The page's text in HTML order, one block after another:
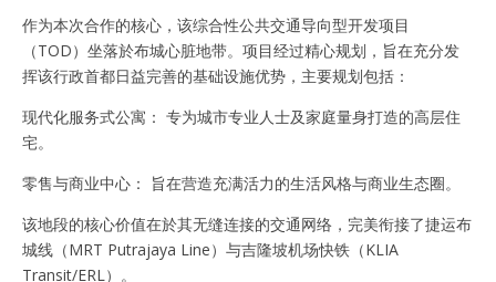
作为本次合作的核心，该综合性公共交通导向型开发项目
（TOD）坐落於布城心脏地带。项目经过精心规划，旨在充分发
挥该行政首都日益完善的基础设施优势，主要规划包括：
现代化服务式公寓： 专为城市专业人士及家庭量身打造的高层住
宅。
零售与商业中心： 旨在营造充满活力的生活风格与商业生态圈。
该地段的核心价值在於其无缝连接的交通网络，完美衔接了捷运布
城线（MRT Putrajaya Line）与吉隆坡机场快铁（KLIA
Transit/ERL）。